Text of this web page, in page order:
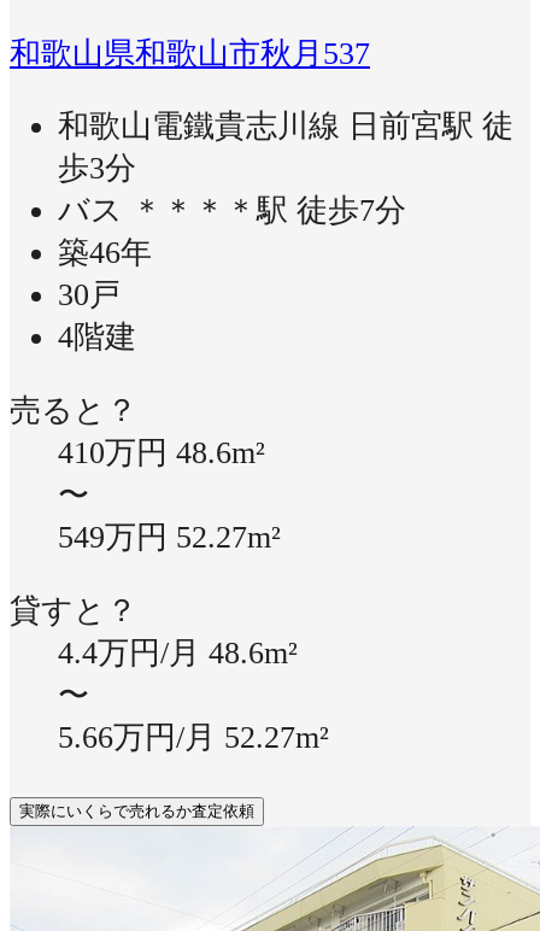
和歌山県和歌山市秋月537
和歌山電鐵貴志川線 日前宮駅 徒
歩3分
バス ＊＊＊＊駅 徒歩7分
築46年
30戸
4階建
売ると？
410万円 48.6m²
〜
549万円 52.27m²
貸すと？
4.4万円/月 48.6m²
〜
5.66万円/月 52.27m²
実際にいくらで売れるか査定依頼